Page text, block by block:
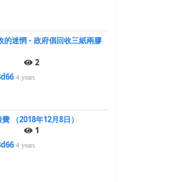
的迷惘 - 政府倡回收三紙兩膠
2
4 years
（2018年12月8日）
1
4 years